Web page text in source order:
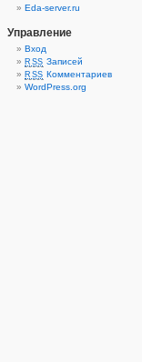
Eda-server.ru
Управление
Вход
RSS Записей
RSS Комментариев
WordPress.org